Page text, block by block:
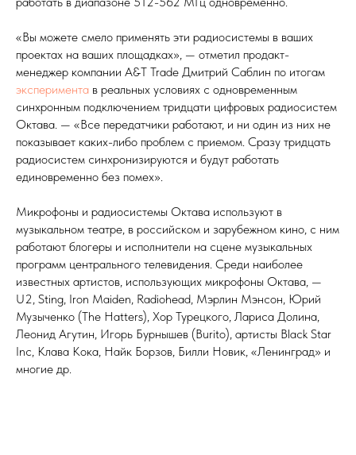
«Вы можете смело применять эти радиосистемы в ваших
проектах на ваших площадках», — отметил продакт-
менеджер компании A&T Trade Дмитрий Саблин по итогам
эксперимента в реальных условиях с одновременным
синхронным подключением тридцати цифровых радиосистем
Октава. — «Все передатчики работают, и ни один из них не
показывает каких-либо проблем с приемом. Сразу тридцать
радиосистем синхронизируются и будут работать
единовременно без помех».
Микрофоны и радиосистемы Октава используют в
музыкальном театре, в российском и зарубежном кино, с ним
работают блогеры и исполнители на сцене музыкальных
программ центрального телевидения. Среди наиболее
известных артистов, использующих микрофоны Октава, —
U2, Sting, Iron Maiden, Radiohead, Мэрлин Мэнсон, Юрий
Музыченко (The Hatters), Хор Турецкого, Лариса Долина,
Леонид Агутин, Игорь Бурнышев (Burito), артисты Black Star
Inc, Клава Кока, Найк Борзов, Билли Новик, «Ленинград» и
многие др.